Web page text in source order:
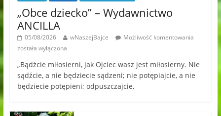
„Obce dziecko” – Wydawnictwo
ANCILLA
05/08/2026 wNaszejBajce
Możliwość komentowania
została wyłączona
„Bądźcie miłosierni, jak Ojciec wasz jest miłosierny. Nie
sądźcie, a nie będziecie sądzeni; nie potępiajcie, a nie
będziecie potępieni; odpuszczajcie,